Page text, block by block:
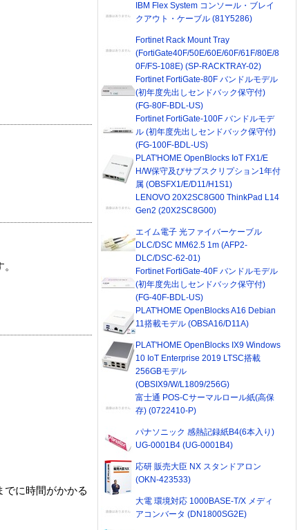
でに時間がかかる
IBM Flex System コンソール・ブレイ
クアウト・ケーブル (81Y5286)
Fortinet Rack Mount Tray
(FortiGate40F/50E/60E/60F/61F/80E/8
0F/FS-108E) (SP-RACKTRAY-02)
Fortinet FortiGate-80F バンドルモデル
(初年度先出しセンドバック保守付)
(FG-80F-BDL-US)
Fortinet FortiGate-100F バンドルモデ
ル (初年度先出しセンドバック保守付)
(FG-100F-BDL-US)
PLAT'HOME OpenBlocks IoT FX1/E
H/W保守及びサブスクリプション1年付
属 (OBSFX1/E/D11/H1S1)
LENOVO 20X2SC8G00 ThinkPad L14
Gen2 (20X2SC8G00)
エイム電子 光ファイバーケーブル
DLC/DSC MM62.5 1m (AFP2-
DLC/DSC-62-01)
Fortinet FortiGate-40F バンドルモデル
(初年度先出しセンドバック保守付)
(FG-40F-BDL-US)
PLAT'HOME OpenBlocks A16 Debian
11搭載モデル (OBSA16/D11A)
PLAT'HOME OpenBlocks IX9 Windows
10 IoT Enterprise 2019 LTSC搭載
256GBモデル
(OBSIX9/W/L1809/256G)
富士通 POS-Cサーマルロール紙(高保
存) (0722410-P)
パナソニック 感熱記録紙B4(6本入り)
UG-0001B4 (UG-0001B4)
応研 販売大臣 NX スタンドアロン
(OKN-423533)
大電 環境対応 1000BASE-T/X メディ
アコンバータ (DN1800SG2E)